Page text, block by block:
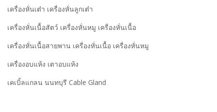
เครื่องหั่นเต๋า เครื่องหั่นลูกเต๋า
เครื่องหั่นเนื้อสัตว์ เครื่องหั่นหมู เครื่องหั่นเนื้อ
เครื่องหั่นเนื้อสายพาน เครื่องหั่นเนื้อ เครื่องหั่นหมู
เครื่องอบแห้ง เตาอบแห้ง
เคเบิ้ลแกลน นนทบุรี Cable Gland